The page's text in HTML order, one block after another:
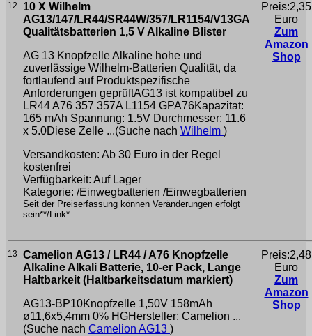
12
10 X Wilhelm
AG13/147/LR44/SR44W/357/LR1154/V13GA
Qualitätsbatterien 1,5 V Alkaline Blister
AG 13 Knopfzelle Alkaline hohe und
zuverlässige Wilhelm-Batterien Qualität, da
fortlaufend auf Produktspezifische
Anforderungen geprüftAG13 ist kompatibel zu
LR44 A76 357 357A L1154 GPA76Kapazitat:
165 mAh Spannung: 1.5V Durchmesser: 11.6
x 5.0Diese Zelle ...(Suche nach Wilhelm )
Versandkosten: Ab 30 Euro in der Regel
kostenfrei
Verfügbarkeit: Auf Lager
Kategorie: /Einwegbatterien /Einwegbatterien
Seit der Preiserfassung können Veränderungen erfolgt
sein**/Link*
Preis:2,35
Euro
Zum
Amazon
Shop
13
Camelion AG13 / LR44 / A76 Knopfzelle
Alkaline Alkali Batterie, 10-er Pack, Lange
Haltbarkeit (Haltbarkeitsdatum markiert)
AG13-BP10Knopfzelle 1,50V 158mAh
ø11,6x5,4mm 0% HGHersteller: Camelion ...
(Suche nach Camelion AG13 )
Preis:2,48
Euro
Zum
Amazon
Shop